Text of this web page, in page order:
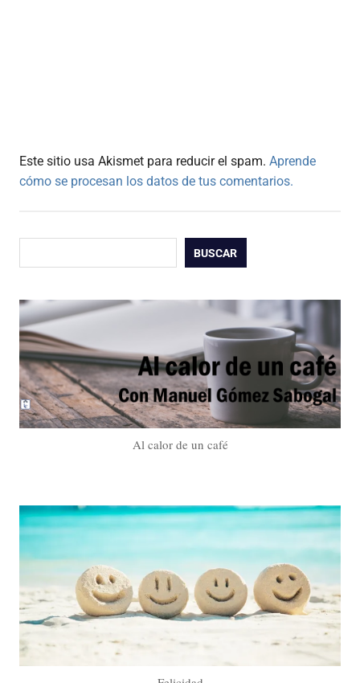
Este sitio usa Akismet para reducir el spam. Aprende
cómo se procesan los datos de tus comentarios.
BUSCAR
Al calor de un café